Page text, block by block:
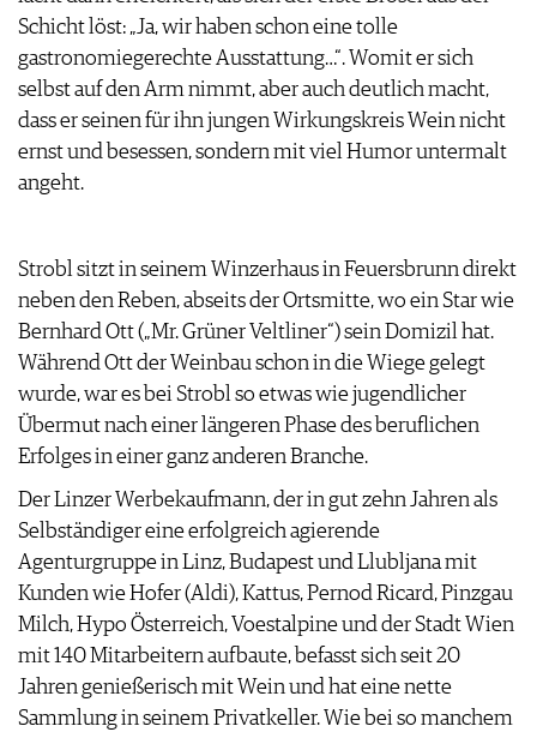
VORTEILSWELT
ARCHIV
ANMELDEN
AWARDS
GEWINNSPIELE
ABO
WEINSUCHE
NEWSLETTER
WINE TRADE CLUB
REDAKTION
JOBS
WERBUNG
PRESSE
IMPRESSUM
AGB & DATENSCHUTZ
FAQ
Schicht löst: „Ja, wir haben schon eine tolle
gastronomiegerechte Ausstattung…“. Womit er sich
selbst auf den Arm nimmt, aber auch deutlich macht,
dass er seinen für ihn jungen Wirkungskreis Wein nicht
ernst und besessen, sondern mit viel Humor untermalt
angeht.
Strobl sitzt in seinem Winzerhaus in Feuersbrunn direkt
neben den Reben, abseits der Ortsmitte, wo ein Star wie
Bernhard Ott („Mr. Grüner Veltliner“) sein Domizil hat.
Während Ott der Weinbau schon in die Wiege gelegt
wurde, war es bei Strobl so etwas wie jugendlicher
Übermut nach einer längeren Phase des beruflichen
Erfolges in einer ganz anderen Branche.
Der Linzer Werbekaufmann, der in gut zehn Jahren als
Selbständiger eine erfolgreich agierende
Agenturgruppe in Linz, Budapest und Llubljana mit
Kunden wie Hofer (Aldi), Kattus, Pernod Ricard, Pinzgau
Milch, Hypo Österreich, Voestalpine und der Stadt Wien
mit 140 Mitarbeitern aufbaute, befasst sich seit 20
Jahren genießerisch mit Wein und hat eine nette
Sammlung in seinem Privatkeller. Wie bei so manchem